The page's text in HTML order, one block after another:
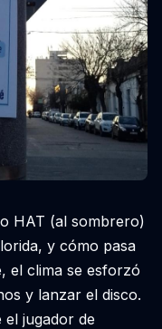
HAT (al sombrero)
y cómo pasa
el clima se esforzó
y lanzar el disco.
el jugador de